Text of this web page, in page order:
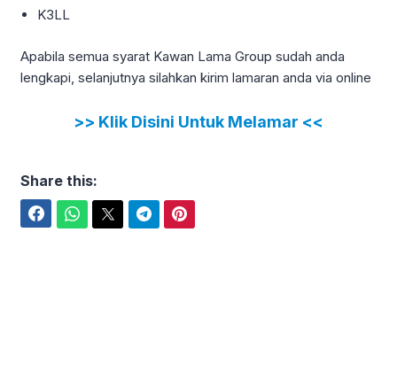
K3LL
Apabila semua syarat Kawan Lama Group sudah anda
lengkapi, selanjutnya silahkan kirim lamaran anda via online
>> Klik Disini Untuk Melamar <<
Share this: